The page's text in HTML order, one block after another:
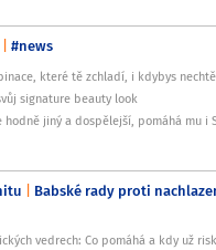
#news
které tě zchladí, i kdybys
signature beauty look
hodně jiný a dospělejší, pomáhá mu i
Babské rady proti
vedrech: Co pomáhá a kdy už